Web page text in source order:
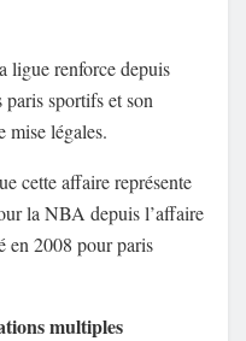
ligue renforce depuis
paris sportifs et son
mise légales.
cette affaire représente
la NBA depuis l’affaire
en 2008 pour paris
multiples